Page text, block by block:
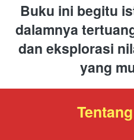
Buku ini begitu
dalamnya
dan eksplorasi
yang